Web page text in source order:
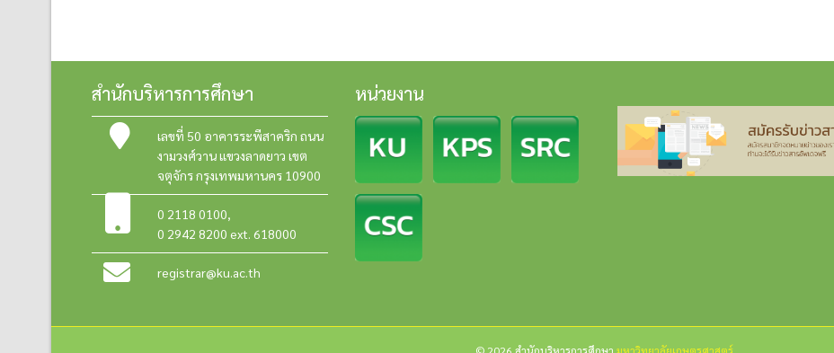
สำนักบริหารการศึกษา
เลขที่ 50 อาคารระพีสาคริก ถนน
งามวงศ์วาน แขวงลาดยาว เขต
จตุจักร กรุงเทพมหานคร 10900
0 2118 0100,
0 2942 8200 ext. 618000
registrar@ku.ac.th
หน่วยงาน